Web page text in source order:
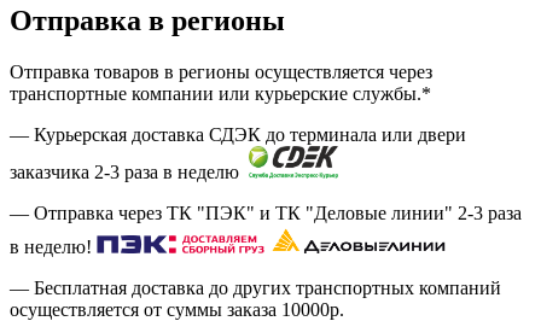
Отправка в регионы
Отправка товаров в регионы осуществляется через
транспортные компании или курьерские службы.*
— Курьерская доставка СДЭК до терминала или двери
заказчика 2-3 раза в неделю
— Отправка через ТК "ПЭК" и ТК "Деловые линии" 2-3 раза
в неделю!
— Бесплатная доставка до других транспортных компаний
осуществляется от суммы заказа 10000р.